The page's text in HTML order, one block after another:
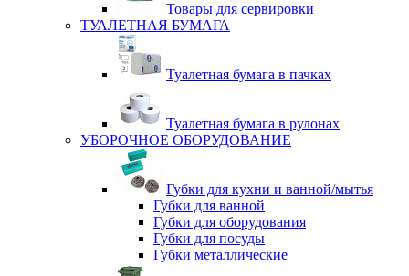
Товары для сервировки
ТУАЛЕТНАЯ БУМАГА
Туалетная бумага в пачках
Туалетная бумага в рулонах
УБОРОЧНОЕ ОБОРУДОВАНИЕ
Губки для кухни и ванной/мытья
Губки для ванной
Губки для оборудования
Губки для посуды
Губки металлические